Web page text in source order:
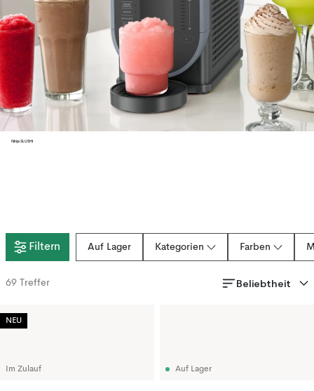
Ninja SLUSHi
Filtern Auf Lager Kategorien Farben
69 Treffer Beliebtheit
Im Zulauf
NEU
Auf Lager